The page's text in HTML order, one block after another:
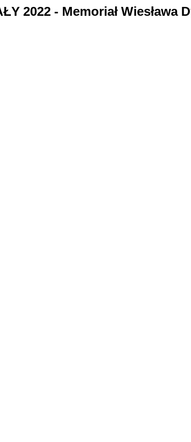
2022 - Memoriał Wiesława